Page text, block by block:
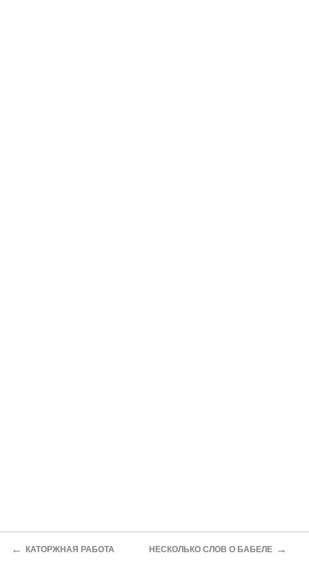
← КАТОРЖНАЯ РАБОТА НЕСКОЛЬКО СЛОВ О БАБЕЛЕ →